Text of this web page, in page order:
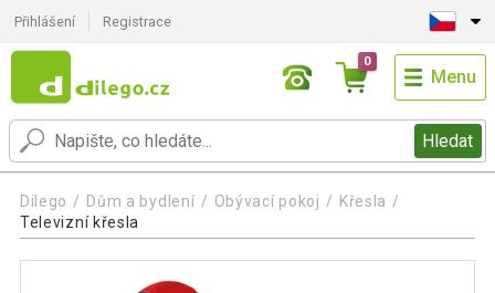
Přihlášení Registrace
Hledat
0
Menu
Dilego Dům a bydlení Obývací pokoj
Křesla
Televizní křesla